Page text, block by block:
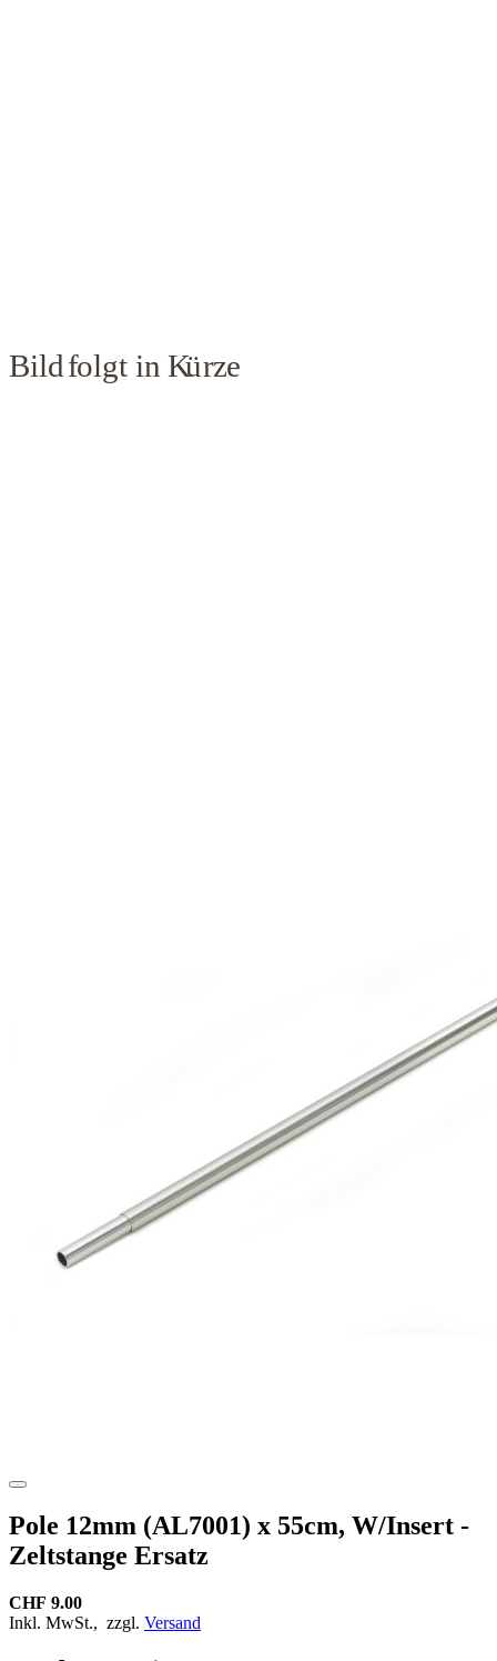
Pole 12mm (AL7001) x 55cm, W/Insert -
Zeltstange Ersatz
CHF 9.00
Inkl. MwSt., zzgl. Versand